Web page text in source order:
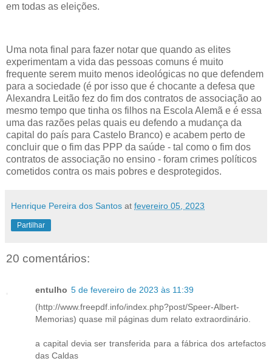
em todas as eleições.
Uma nota final para fazer notar que quando as elites
experimentam a vida das pessoas comuns é muito
frequente serem muito menos ideológicas no que defendem
para a sociedade (é por isso que é chocante a defesa que
Alexandra Leitão fez do fim dos contratos de associação ao
mesmo tempo que tinha os filhos na Escola Alemã e é essa
uma das razões pelas quais eu defendo a mudança da
capital do país para Castelo Branco) e acabem perto de
concluir que o fim das PPP da saúde - tal como o fim dos
contratos de associação no ensino - foram crimes políticos
cometidos contra os mais pobres e desprotegidos.
Henrique Pereira dos Santos at fevereiro 05, 2023
Partilhar
20 comentários:
entulho 5 de fevereiro de 2023 às 11:39
(http://www.freepdf.info/index.php?post/Speer-Albert-
Memorias) quase mil páginas dum relato extraordinário.
a capital devia ser transferida para a fábrica dos artefactos
das Caldas